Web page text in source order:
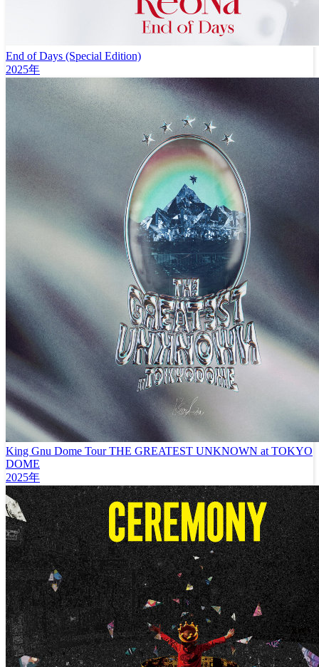
End of Days (Special Edition)
2025年
King Gnu Dome Tour THE GREATEST UNKNOWN at TOKYO
DOME
2025年